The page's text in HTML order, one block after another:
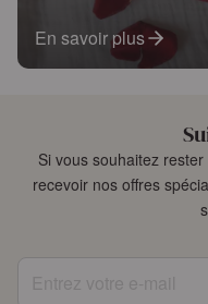
En savoir plus
Si vous souhaitez
recevoir nos offres